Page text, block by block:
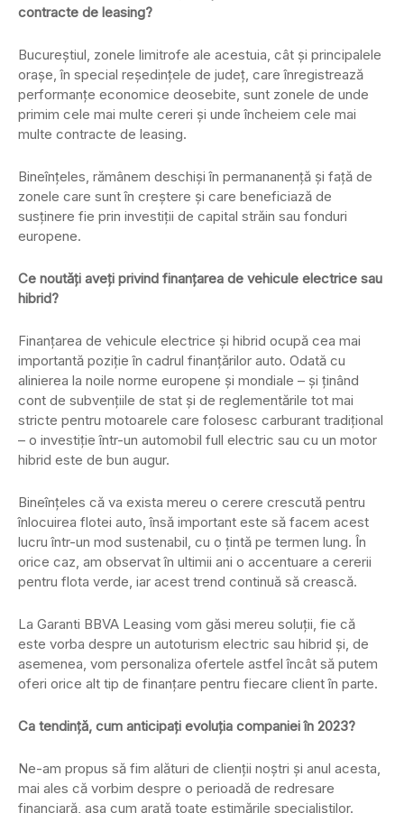
contracte de leasing?
Bucureștiul, zonele limitrofe ale acestuia, cât și principalele
orașe, în special reședințele de județ, care înregistrează
performanțe economice deosebite, sunt zonele de unde
primim cele mai multe cereri și unde încheiem cele mai
multe contracte de leasing.
Bineînțeles, rămânem deschiși în permananență și față de
zonele care sunt în creștere și care beneficiază de
susținere fie prin investiții de capital străin sau fonduri
europene.
Ce noutăți aveți privind finanțarea de vehicule electrice sau
hibrid?
Finanțarea de vehicule electrice și hibrid ocupă cea mai
importantă poziție în cadrul finanțărilor auto. Odată cu
alinierea la noile norme europene și mondiale – și ținând
cont de subvențiile de stat și de reglementările tot mai
stricte pentru motoarele care folosesc carburant tradițional
– o investiție într-un automobil full electric sau cu un motor
hibrid este de bun augur.
Bineînțeles că va exista mereu o cerere crescută pentru
înlocuirea flotei auto, însă important este să facem acest
lucru într-un mod sustenabil, cu o țintă pe termen lung. În
orice caz, am observat în ultimii ani o accentuare a cererii
pentru flota verde, iar acest trend continuă să crească.
La Garanti BBVA Leasing vom găsi mereu soluții, fie că
este vorba despre un autoturism electric sau hibrid și, de
asemenea, vom personaliza ofertele astfel încât să putem
oferi orice alt tip de finanțare pentru fiecare client în parte.
Ca tendință, cum anticipați evoluția companiei în 2023?
Ne-am propus să fim alături de clienții noștri și anul acesta,
mai ales că vorbim despre o perioadă de redresare
financiară, așa cum arată toate estimările specialiștilor.